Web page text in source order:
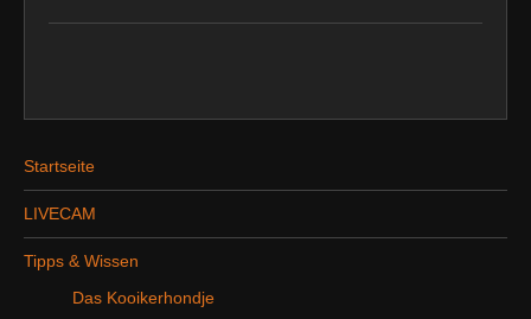
Startseite
LIVECAM
Tipps & Wissen
Das Kooikerhondje